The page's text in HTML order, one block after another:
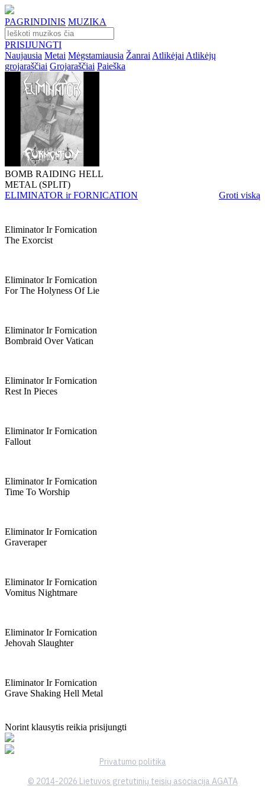
PAGRINDINIS MUZIKA
PRISIJUNGTI
Naujausia Metai Mėgstamiausia Žanrai Atlikėjai Atlikėjų
grojaraščiai Grojaraščiai Paieška
BOMB RAIDING HELL
METAL (SPLIT)
ELIMINATOR ir FORNICATION
Groti viską
Eliminator Ir Fornication
The Exorcist
Eliminator Ir Fornication
For The Holyness Of Lie
Eliminator Ir Fornication
Bombraid Over Vatican
Eliminator Ir Fornication
Rest In Pieces
Eliminator Ir Fornication
Fallout
Eliminator Ir Fornication
Time To Worship
Eliminator Ir Fornication
Graveraper
Eliminator Ir Fornication
Vomitus Nightmare
Eliminator Ir Fornication
Jehovah Slaughter
Eliminator Ir Fornication
Grave Shaking Hell Metal
Norint klausytis reikia prisijungti
Privatumo politika
© 2014-2026 Lietuvos gretutinių teisių asociacija AGATA